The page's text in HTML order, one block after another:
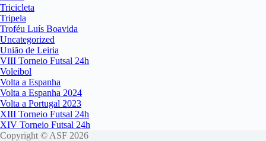
Tricicleta
Tripela
Troféu Luís Boavida
Uncategorized
União de Leiria
VIII Torneio Futsal 24h
Voleibol
Volta a Espanha
Volta a Espanha 2024
Volta a Portugal 2023
XIII Torneio Futsal 24h
XIV Torneio Futsal 24h
Copyright © ASF 2026